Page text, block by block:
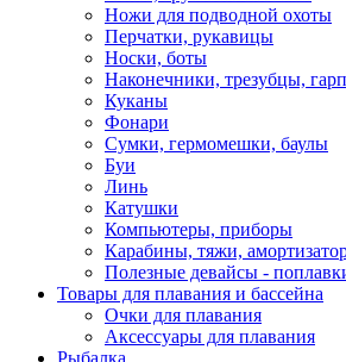
Ножи для подводной охоты
Перчатки, рукавицы
Носки, боты
Наконечники, трезубцы,
Куканы
Фонари
Сумки, гермомешки, баулы
Буи
Линь
Катушки
Компьютеры, приборы
Карабины, тяжи,
Полезные девайсы -
Товары для плавания и бассейна
Очки для плавания
Аксессуары для плавания
Рыбалка